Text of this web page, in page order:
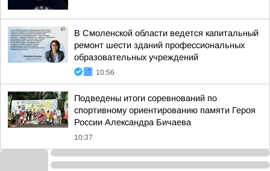
В Смоленской области ведется капитальный
ремонт шести зданий профессиональных
образовательных учреждений
10:56
Подведены итоги соревнований по
спортивному ориентированию памяти Героя
России Александра Бичаева
10:37